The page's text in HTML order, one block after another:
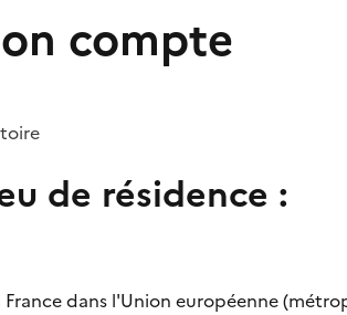
compte
de résidence :
France dans l'Union européenne